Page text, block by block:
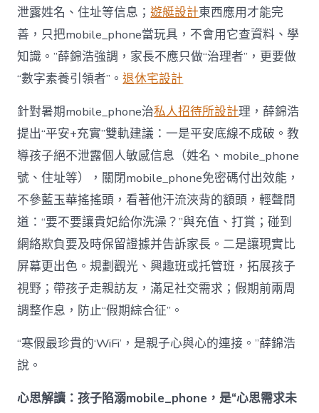
泄露姓名、住址等信息；遊艇設計東西應用才能完
善，只把mobile_phone當玩具，不會用它查資料、學
知識。”薛錦浩強調，家長不應只做“治理者”，更要做
“數字素養引領者”。退休宅設計
針對暑期mobile_phone治私人招待所設計理，薛錦浩
提出“平安+充實”雙軌建議：一是平安底線不成破。教
導孩子絕不泄露個人敏感信息（姓名、mobile_phone
號、住址等），關閉mobile_phone免密碼付出效能，
不參藍玉華搖搖頭，看著他汗流浹背的額頭，輕聲問
道：“要不要讓貴妃給你洗澡？”與充值、打賞；碰到
網絡欺負要及時保留證據并告訴家長。二是讓現實比
屏幕更出色。規劃觀光、興趣班或托管班，拓展孩子
視野；帶孩子走親訪友，滿足社交需求；假期前兩周
調整作息，防止“假期綜合征”。
“寒假最珍貴的‘WiFi’，是親子心與心的連接。”薛錦浩
說。
心思解讀：孩子陷溺mobile_phone，是“心思需求未